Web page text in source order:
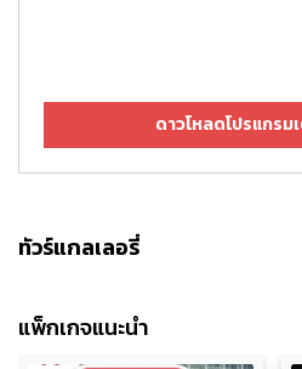
ดาวโหลดโปรแกรม
ทัวร์แกลเลอรี่
แพ็กเกจแนะนำ